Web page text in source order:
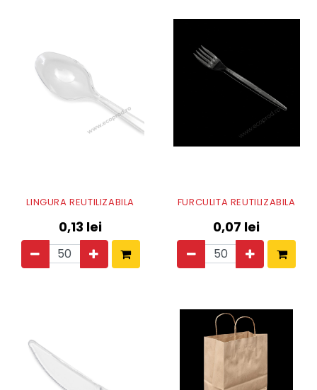
LINGURA REUTILIZABILA
0,13 lei
FURCULITA REUTILIZABILA
0,07 lei